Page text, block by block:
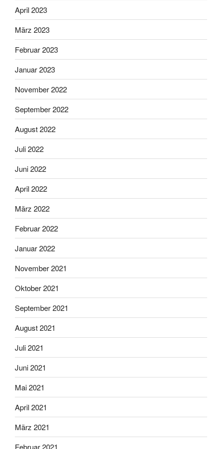
April 2023
März 2023
Februar 2023
Januar 2023
November 2022
September 2022
August 2022
Juli 2022
Juni 2022
April 2022
März 2022
Februar 2022
Januar 2022
November 2021
Oktober 2021
September 2021
August 2021
Juli 2021
Juni 2021
Mai 2021
April 2021
März 2021
Februar 2021